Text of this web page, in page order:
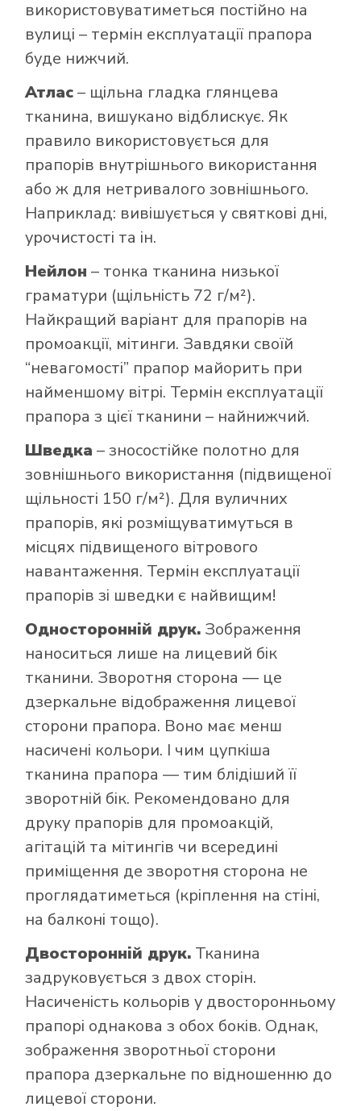
використовуватиметься постійно на
вулиці – термін експлуатації прапора
буде нижчий.
Атлас– щільна гладка глянцева
тканина, вишукано відблискує. Як
правило використовується для
прапорів внутрішнього використання
або ж для нетривалого зовнішнього.
Наприклад: вивішується у святкові дні,
урочистості та ін.
Нейлон – тонка тканина низької
граматури (щільність 72 г/м²).
Найкращий варіант для прапорів на
промоакції, мітинги. Завдяки своїй
“невагомості” прапор майорить при
найменшому вітрі. Термін експлуатації
прапора з цієї тканини – найнижчий.
Шведка – зносостійке полотно для
зовнішнього використання (підвищеної
щільності 150 г/м²). Для вуличних
прапорів, які розміщуватимуться в
місцях підвищеного вітрового
навантаження. Термін експлуатації
прапорів зі шведки є найвищим!
Односторонній друк. Зображення
наноситься лише на лицевий бік
тканини. Зворотня сторона — це
дзеркальне відображення лицевої
сторони прапора. Воно має менш
насичені кольори. І чим цупкіша
тканина прапора — тим блідіший її
зворотній бік. Рекомендовано для
друку прапорів для промоакцій,
агітацій та мітингів чи всередині
приміщення де зворотня сторона не
проглядатиметься (кріплення на стіні,
на балконі тощо).
Двосторонній друк. Тканина
задруковується з двох сторін.
Насиченість кольорів у двосторонньому
прапорі однакова з обох боків. Однак,
зображення зворотньої сторони
прапора дзеркальне по відношенню до
лицевої сторони.